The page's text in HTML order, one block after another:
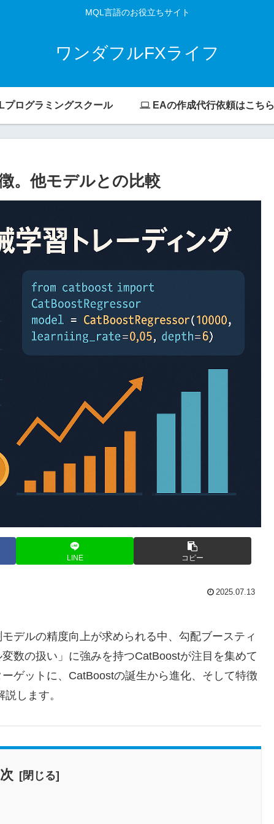
MQL言語のお役立ちサイト
ワンダフルFXライフ
プログラミングスクール EAの作成代行依頼はこちら
。他モデルとの比較
LINE コピー
2025.07.13
デルの精度向上が求められる中、勾配ブースティ
数の扱い」に強みを持つCatBoostが注目を集めて
ゲットに、CatBoostの誕生から進化、そして特徴
します。